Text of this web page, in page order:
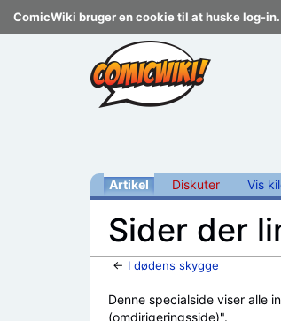
ComicWiki bruger en cookie til at huske log-
Artikel Diskuter Vis
Sider der
← I dødens skygge
Denne specialside viser alle
(omdirigeringsside)".